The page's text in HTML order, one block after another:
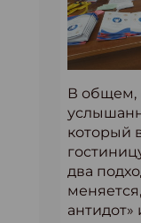
В общем,
который
два
антидот»